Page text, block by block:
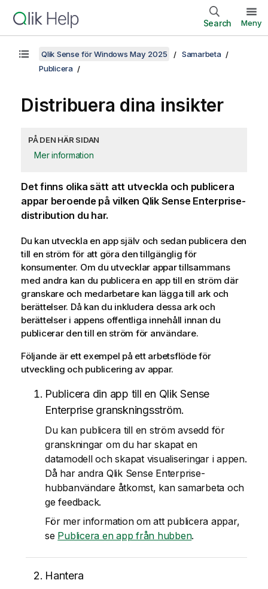
Search Meny
Qlik Sense för Windows May 2025
Samarbeta
Publicera
Distribuera dina insikter
PÅ DEN HÄR SIDAN
Mer information
Det finns olika sätt att utveckla och publicera
appar beroende på vilken Qlik Sense Enterprise-
distribution du har.
Du kan utveckla en app själv och sedan publicera den
till en ström för att göra den tillgänglig för
konsumenter. Om du utvecklar appar tillsammans
med andra kan du publicera en app till en ström där
granskare och medarbetare kan lägga till ark och
berättelser. Då kan du inkludera dessa ark och
berättelser i appens offentliga innehåll innan du
publicerar den till en ström för användare.
Följande är ett exempel på ett arbetsflöde för
utveckling och publicering av appar.
Publicera din app till en Qlik Sense
Enterprisegranskningsström.
Du kan publicera till en ström avsedd för
granskningar om du har skapat en
datamodell och skapat visualiseringar i appen.
Då har andra Qlik Sense Enterprise-
hubbanvändare åtkomst, kan samarbeta och
ge feedback.
För mer information om att publicera appar,
se Publicera en app från hubben.
Hantera